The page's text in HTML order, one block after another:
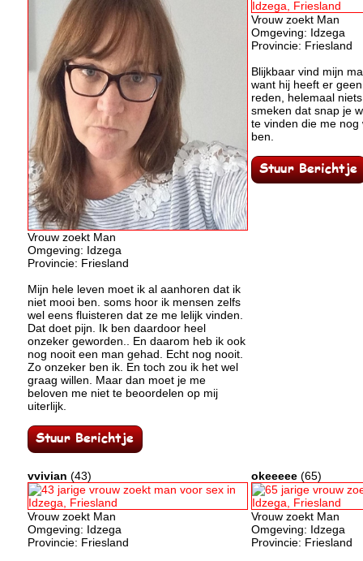
Vrouw zoekt Man
Omgeving: Idzega
Provincie: Friesland
Mijn hele leven moet ik al aanhoren dat ik
niet mooi ben. soms hoor ik mensen zelfs
wel eens fluisteren dat ze me lelijk vinden.
Dat doet pijn. Ik ben daardoor heel
onzeker geworden.. En daarom heb ik ook
nog nooit een man gehad. Echt nog nooit.
Zo onzeker ben ik. En toch zou ik het wel
graag willen. Maar dan moet je me
beloven me niet te beoordelen op mij
uiterlijk.
Vrouw zoekt Man
Omgeving: Idzega
Provincie: Friesland
Blijkbaar vind mijn
want hij heeft er
reden, helemaal
smeken dat snap je
te vinden die me nog
ben.
vvivian (43)
Vrouw zoekt Man
Omgeving: Idzega
Provincie: Friesland
okeeeee (65)
Vrouw zoekt Man
Omgeving: Idzega
Provincie: Friesland